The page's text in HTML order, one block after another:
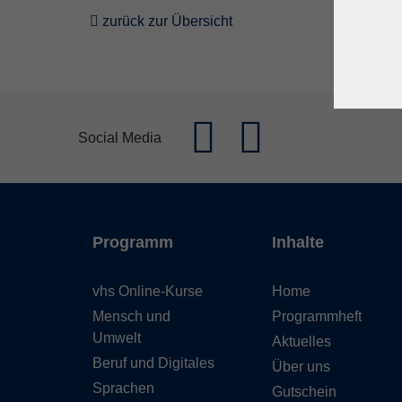
zurück zur Übersicht
Social Media
Programm
vhs Online-Kurse
Mensch und
Umwelt
Beruf und Digitales
Sprachen
Inhalte
Home
Programmheft
Aktuelles
Über uns
Gutschein